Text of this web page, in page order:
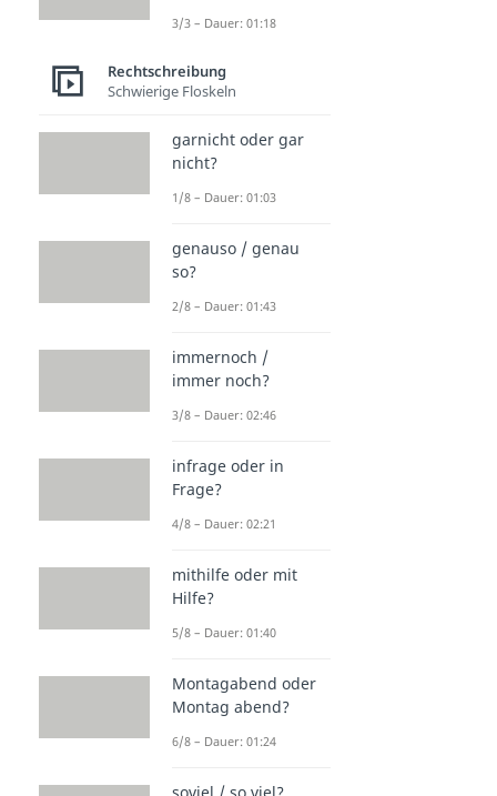
3/3 – Dauer: 01:18
Rechtschreibung
Schwierige Floskeln
garnicht oder gar
nicht?
1/8 – Dauer: 01:03
genauso / genau
so?
2/8 – Dauer: 01:43
immernoch /
immer noch?
3/8 – Dauer: 02:46
infrage oder in
Frage?
4/8 – Dauer: 02:21
mithilfe oder mit
Hilfe?
5/8 – Dauer: 01:40
Montagabend oder
Montag abend?
6/8 – Dauer: 01:24